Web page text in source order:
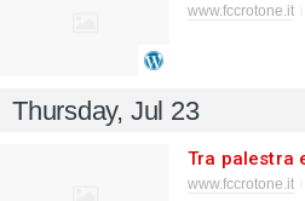
www.fccrotone.it
Thursday, Jul 23
Tra palestra
www.fccrotone.it